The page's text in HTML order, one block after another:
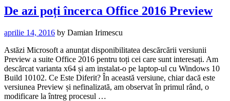
De azi poți încerca Office 2016 Preview
aprilie 14, 2016 by Damian Irimescu
Astăzi Microsoft a anunțat disponibilitatea descărcării versiunii
Preview a suite Office 2016 pentru toți cei care sunt interesați. Am
descărcat varianta x64 și am instalat-o pe laptop-ul cu Windows 10
Build 10102. Ce Este Diferit? În această versiune, chiar dacă este
versiunea Preview și nefinalizată, am observat în primul rând, o
modificare la întreg procesul …